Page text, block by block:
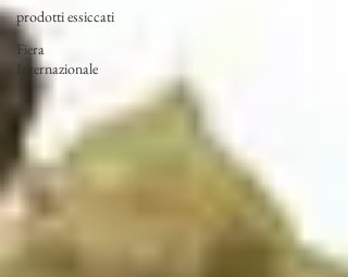
prodotti essiccati
Fiera
Internazionale